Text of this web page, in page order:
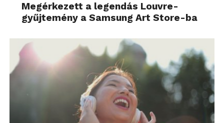
Megérkezett a legendás Louvre-
gyűjtemény a Samsung Art Store-ba